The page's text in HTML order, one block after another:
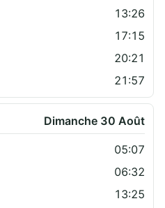
13:26
17:15
20:21
21:57
Dimanche 30 Août
05:07
06:32
13:25